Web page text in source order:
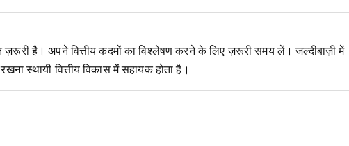
ज़रूरी है। अपने वित्तीय कदमों का विश्लेषण करने के लिए ज़रूरी समय लें। जल्दीबाज़ी में
स्थायी वित्तीय विकास में सहायक होता है।